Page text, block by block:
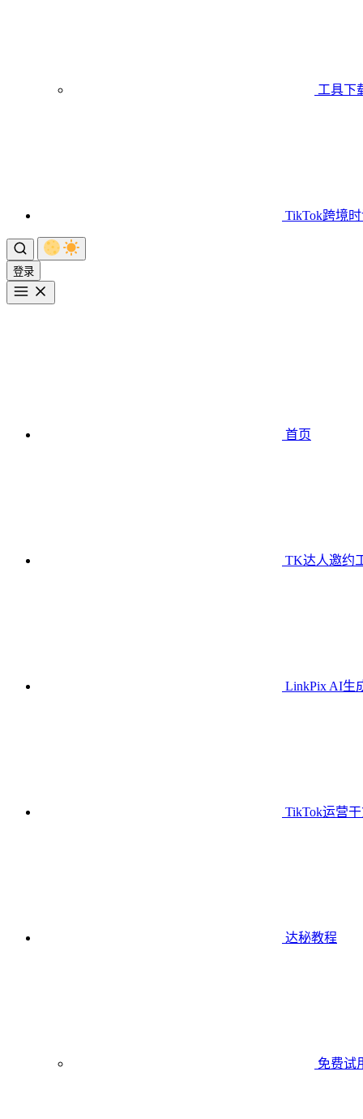
工具下
TikTok跨境
登录
首页
TK达人邀约
LinkPix AI生
TikTok运营
达秘教程
免费试